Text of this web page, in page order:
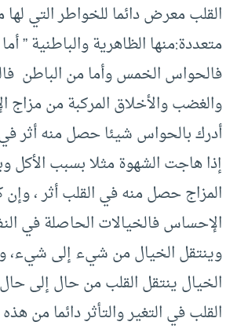
القلب معرض دائما للخواطر التي
متعددة:منها الظاهرية والباطنية ”
فالحواس الخمس وأما من الباطن
والغضب والأخلاق المركبة من مزاج
أدرك بالحواس شيئا حصل منه أثر
إذا هاجت الشهوة مثلا بسبب
المزاج حصل منه في القلب أثر ،
الإحساس فالخيالات الحاصلة في
وينتقل الخيال من شيء إلى شيء،
الخيال ينتقل القلب من حال إلى
القلب في التغير والتأثر دائما من هذه